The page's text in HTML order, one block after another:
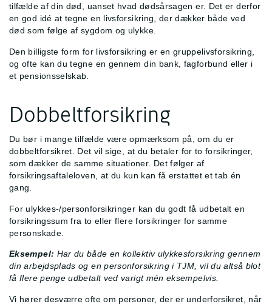
tilfælde af din død, uanset hvad dødsårsagen er. Det er derfor
en god idé at tegne en livsforsikring, der dækker både ved
død som følge af sygdom og ulykke.
Den billigste form for livsforsikring er en gruppelivsforsikring,
og ofte kan du tegne en gennem din bank, fagforbund eller i
et pensionsselskab.
Dobbeltforsikring
Du bør i mange tilfælde være opmærksom på, om du er
dobbeltforsikret. Det vil sige, at du betaler for to forsikringer,
som dækker de samme situationer. Det følger af
forsikringsaftaleloven, at du kun kan få erstattet et tab én
gang.
For ulykkes-/personforsikringer kan du godt få udbetalt en
forsikringssum fra to eller flere forsikringer for samme
personskade.
Eksempel: Har du både en kollektiv ulykkesforsikring gennem
din arbejdsplads og en personforsikring i TJM, vil du altså blot
få flere penge udbetalt ved varigt mén eksempelvis.
Vi hører desværre ofte om personer, der er underforsikret, når